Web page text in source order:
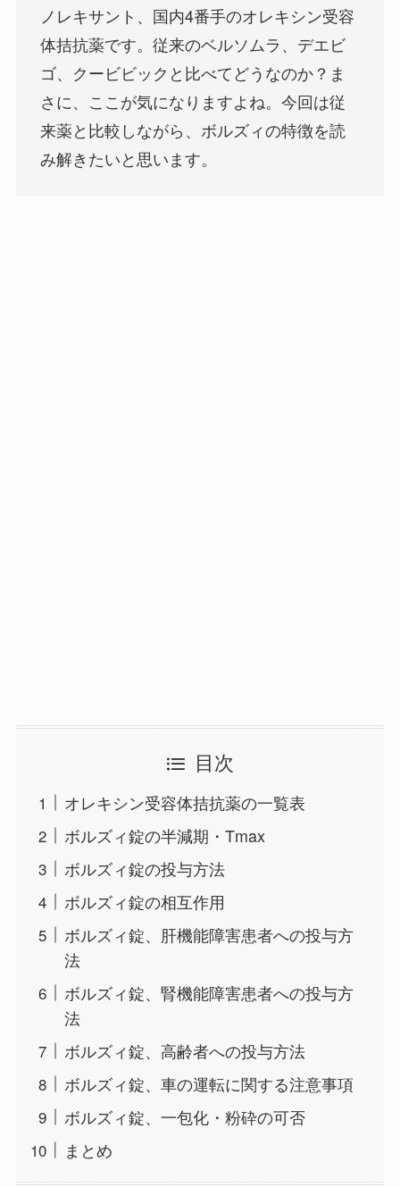
ノレキサント、国内4番手のオレキシン受容
体拮抗薬です。従来のベルソムラ、デエビ
ゴ、クービビックと比べてどうなのか？ま
さに、ここが気になりますよね。今回は従
来薬と比較しながら、ボルズィの特徴を読
み解きたいと思います。
目次
オレキシン受容体拮抗薬の一覧表
ボルズィ錠の半減期・Tmax
ボルズィ錠の投与方法
ボルズィ錠の相互作用
ボルズィ錠、肝機能障害患者への投与方
法
ボルズィ錠、腎機能障害患者への投与方
法
ボルズィ錠、高齢者への投与方法
ボルズィ錠、車の運転に関する注意事項
ボルズィ錠、一包化・粉砕の可否
まとめ